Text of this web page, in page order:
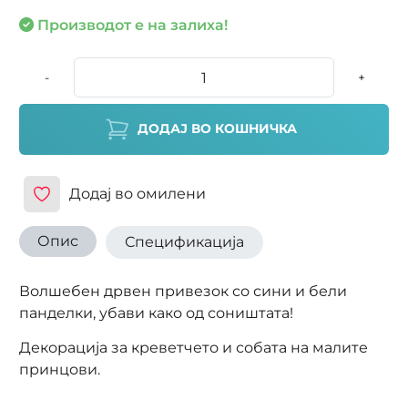
Производот е на залиха!
- +
ДОДАЈ ВО КОШНИЧКА
Додај во омилени
Опис Спецификација
Волшебен дрвен привезок со сини и бели
панделки, убави како од соништата!
Декорација за креветчето и собата на малите
принцови.